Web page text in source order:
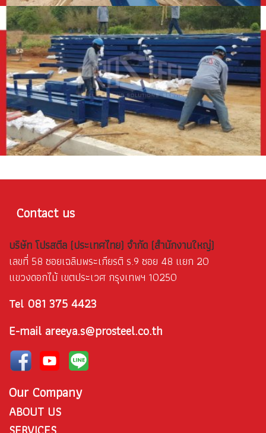
Contact us
บริษัท โปรสตีล (ประเทศไทย) จำกัด (สำนักงานใหญ่)
เลขที่ 58 ซอยเฉลิมพระเกียรติ ร.9 ซอย 48 แยก 20
แขวงดอกไม้ เขตประเวศ กรุงเทพฯ 10250
Tel 081 375 4423
E-mail areeya.s@prosteel.co.th
Our Company
ABOUT US